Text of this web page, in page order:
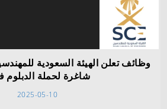
وظائف تعلن الهيئة السعودية
شاغرة لحملة الدبلوم
2025-05-10